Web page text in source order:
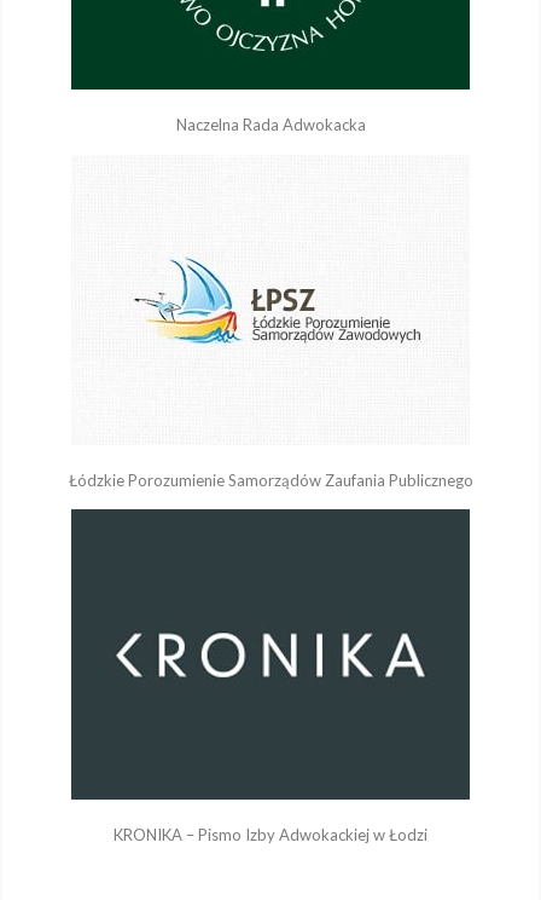
Naczelna Rada Adwokacka
Łódzkie Porozumienie Samorządów Zaufania Publicznego
KRONIKA – Pismo Izby Adwokackiej w Łodzi